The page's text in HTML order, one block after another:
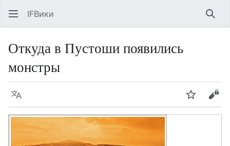
IFВики
Откуда в Пустоши появились
монстры
Язык Следить